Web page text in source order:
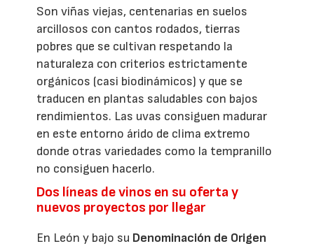
Son viñas viejas, centenarias en suelos
arcillosos con cantos rodados, tierras
pobres que se cultivan respetando la
naturaleza con criterios estrictamente
orgánicos (casi biodinámicos) y que se
traducen en plantas saludables con bajos
rendimientos. Las uvas consiguen madurar
en este entorno árido de clima extremo
donde otras variedades como la tempranillo
no consiguen hacerlo.
Dos líneas de vinos en su oferta y
nuevos proyectos por llegar
En León y bajo su Denominación de Origen